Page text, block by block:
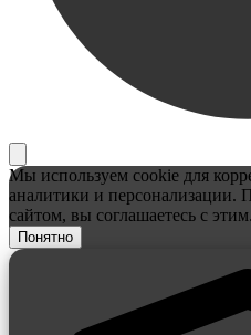
Мы используем cookie для
аналитики и персонализации.
сайтом, вы соглашаетесь с этим.
Понятно